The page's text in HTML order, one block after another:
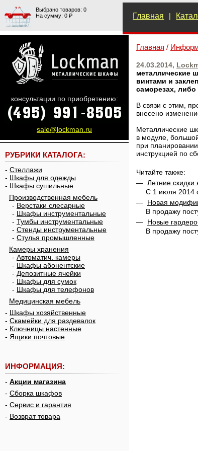
Выбрано товаров: 0
На сумму: 0 ₽
Главная |
Главная /
24.03.2014,
металлические
винтами и
саморезах, либо
В связи с этим,
внесено
Металлические
в модуле,
при
инструкцией по
Читайте также:
— Летние
С 1 июля 2014
— Новая
В продажу
— Новые
В продажу
консультации по приобретению:
sale@lockman.ru
РУБРИКИ КАТАЛОГА:
- Стеллажи
- Шкафы для одежды
- Шкафы сушильные
Производственная мебель
- Верстаки слесарные
- Шкафы инструментальные
- Тумбы инструментальные
- Стенды инструментальные
- Стулья промышленные
Камеры хранения
- Автоматич. камеры
- Шкафы абонентские
- Депозитные ячейки
- Шкафы для сумок
- Шкафы для телефонов
Медицинская мебель
- Шкафы хозяйственные
- Скамейки для раздевалок
- Ключницы настенные
- Ящики почтовые
ИНФОРМАЦИЯ:
- Акции магазина
- Сборка шкафов
- Сервис и гарантия
- Возврат товара